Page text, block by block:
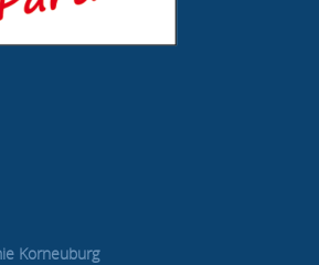
Korneuburg